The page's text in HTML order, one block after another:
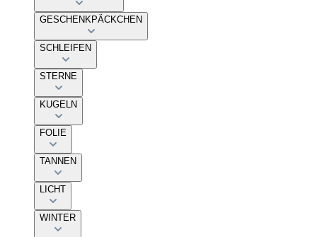
GESCHENKPÄCKCHEN
SCHLEIFEN
STERNE
KUGELN
FOLIE
TANNEN
LICHT
WINTER